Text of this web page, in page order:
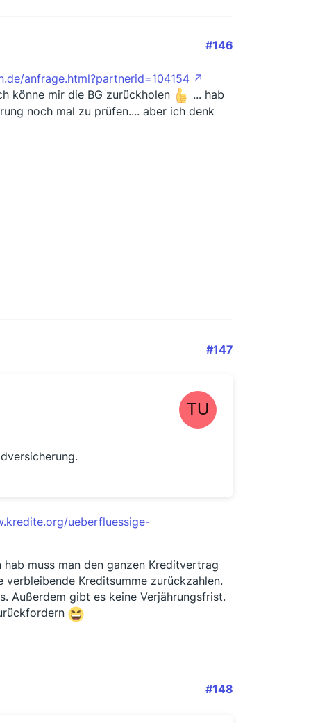
#146
anfrage.html?partnerid=104154
könne mir die BG zurückholen
... hab
noch mal zu prüfen.... aber ich denk
#147
ueberfluessige-
muss man den ganzen Kreditvertrag
Kreditsumme zurückzahlen.
Außerdem gibt es keine Verjährungsfrist.
#148